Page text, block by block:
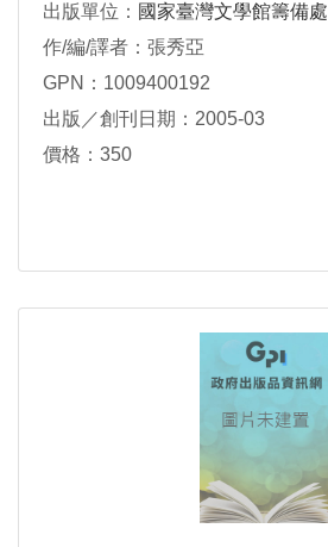
出版單位： 國家臺灣文學館籌備處
作/編/譯者：張秀亞
GPN：1009400192
出版／創刊日期：2005-03
價格：350